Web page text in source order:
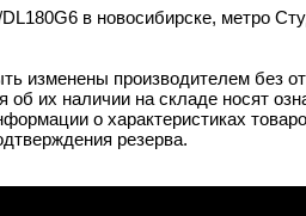
в новосибирске, метро
изменены производителем без
их наличии на складе носят
о характеристиках
резерва.